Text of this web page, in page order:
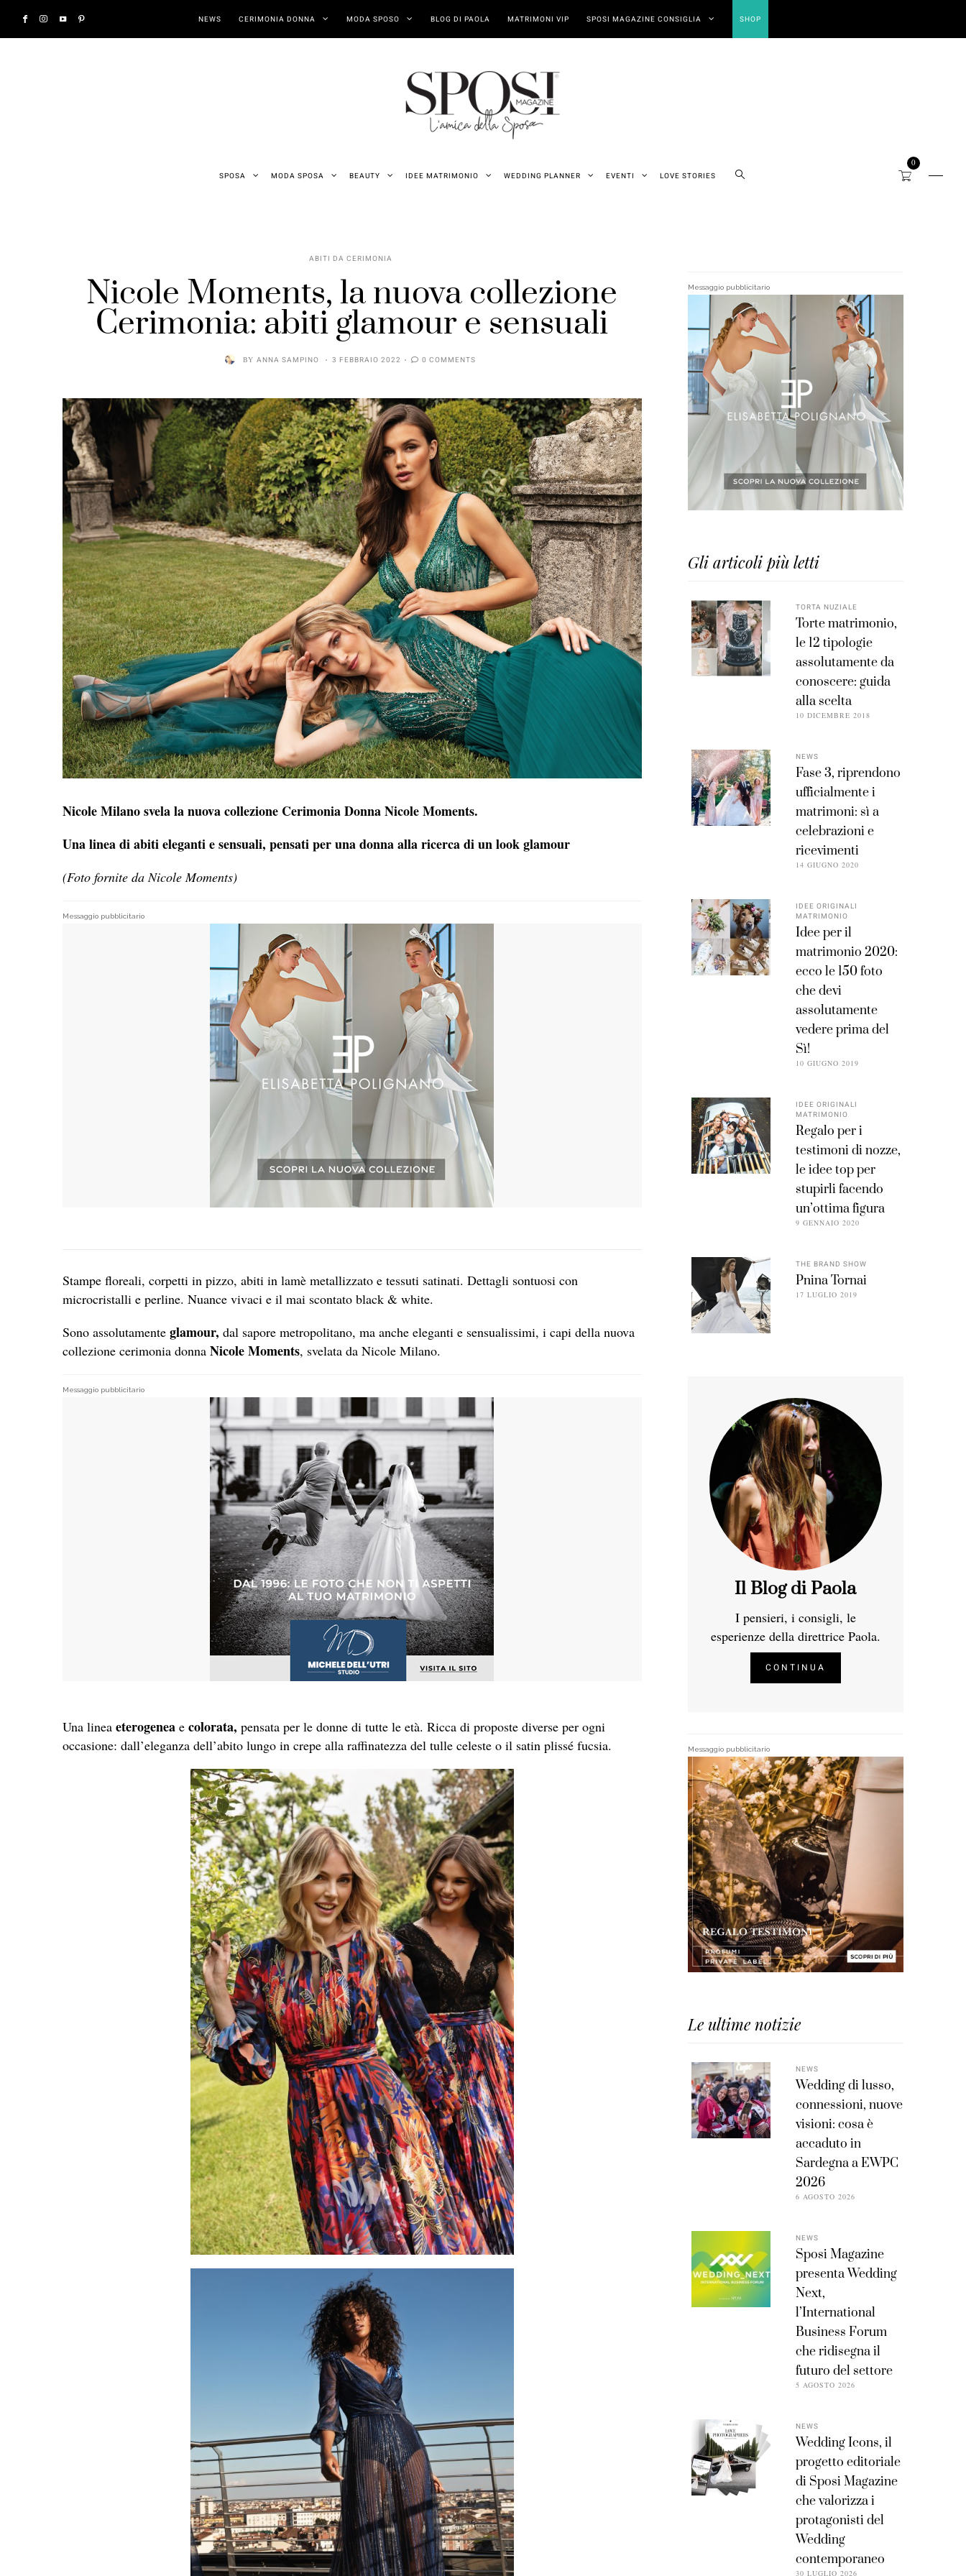
NEWS CERIMONIA DONNA MODA SPOSO BLOG DI PAOLA MATRIMONI VIP SPOSI MAGAZINE CONSIGLIA SHOP
SPOSA MODA SPOSA BEAUTY IDEE MATRIMONIO WEDDING PLANNER EVENTI LOVE STORIES
0
ABITI DA CERIMONIA
Nicole Moments, la nuova collezione
Cerimonia: abiti glamour e sensuali
BYANNA SAMPINO 3 FEBBRAIO 2022 0 COMMENTS
Nicole Milano svela la nuova collezione Cerimonia Donna Nicole Moments.
Una linea di abiti eleganti e sensuali, pensati per una donna alla ricerca di un look glamour
(Foto fornite da Nicole Moments)
Messaggio pubblicitario
Stampe floreali, corpetti in pizzo, abiti in lamè metallizzato e tessuti satinati. Dettagli sontuosi con
microcristalli e perline. Nuance vivaci e il mai scontato black & white.
Sono assolutamente glamour, dal sapore metropolitano, ma anche eleganti e sensualissimi, i capi della nuova
collezione cerimonia donna Nicole Moments, svelata da Nicole Milano.
Messaggio pubblicitario
Una linea eterogenea e colorata, pensata per le donne di tutte le età. Ricca di proposte diverse per ogni
occasione: dall’eleganza dell’abito lungo in crepe alla raffinatezza del tulle celeste o il satin plissé fucsia.
Messaggio pubblicitario
Gli articoli più letti
TORTA NUZIALE
Torte matrimonio,
le 12 tipologie
assolutamente da
conoscere: guida
alla scelta
10 DICEMBRE 2018
NEWS
Fase 3, riprendono
ufficialmente i
matrimoni: sì a
celebrazioni e
ricevimenti
14 GIUGNO 2020
IDEE ORIGINALI
MATRIMONIO
Idee per il
matrimonio 2020:
ecco le 150 foto
che devi
assolutamente
vedere prima del
Sì!
10 GIUGNO 2019
IDEE ORIGINALI
MATRIMONIO
Regalo per i
testimoni di nozze,
le idee top per
stupirli facendo
un’ottima figura
9 GENNAIO 2020
THE BRAND SHOW
Pnina Tornai
17 LUGLIO 2019
Il Blog di Paola
I pensieri, i consigli, le
esperienze della direttrice Paola.
CONTINUA
Messaggio pubblicitario
Le ultime notizie
NEWS
Wedding di lusso,
connessioni, nuove
visioni: cosa è
accaduto in
Sardegna a EWPC
2026
6 AGOSTO 2026
NEWS
Sposi Magazine
presenta Wedding
Next,
l’International
Business Forum
che ridisegna il
futuro del settore
5 AGOSTO 2026
NEWS
Wedding Icons, il
progetto editoriale
di Sposi Magazine
che valorizza i
protagonisti del
Wedding
contemporaneo
30 LUGLIO 2026